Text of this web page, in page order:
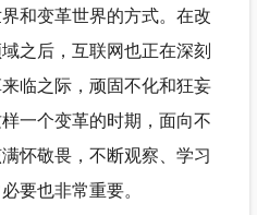
和变革世界的方式。在改
之后，互联网也正在深刻
临之际，顽固不化和狂妄
一个变革的时期，面向不
怀敬畏，不断观察、学习
要也非常重要。